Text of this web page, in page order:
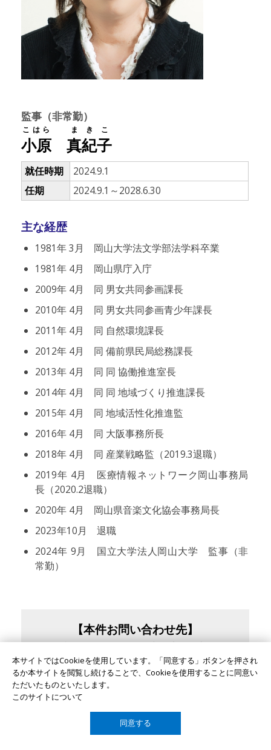
監事（非常勤）
小原
こはら
真紀子
まきこ
就任時期
2024.9.1
任期
2024.9.1～2028.6.30
主な経歴
1981年 3月 岡山大学法文学部法学科卒業
1981年 4月 岡山県庁入庁
2009年 4月 同 男女共同参画課長
2010年 4月 同 男女共同参画青少年課長
2011年 4月 同 自然環境課長
2012年 4月 同 備前県民局総務課長
2013年 4月 同 同 協働推進室長
2014年 4月 同 同 地域づくり推進課長
2015年 4月 同 地域活性化推進監
2016年 4月 同 大阪事務所長
2018年 4月 同 産業戦略監（2019.3退職）
2019年 4月 医療情報ネットワーク岡山事務局
長（2020.2退職）
2020年 4月 岡山県音楽文化協会事務局長
2023年10月 退職
2024年 9月 国立大学法人岡山大学 監事（非
常勤）
【本件お問い合わせ先】
電話：086-252-1111(津島地区代表）
本サイトではCookieを使用しています。「同意する」ボタンを押され
るか本サイトを閲覧し続けることで、Cookieを使用することに同意い
ただいたものといたします。
このサイトについて
同意する